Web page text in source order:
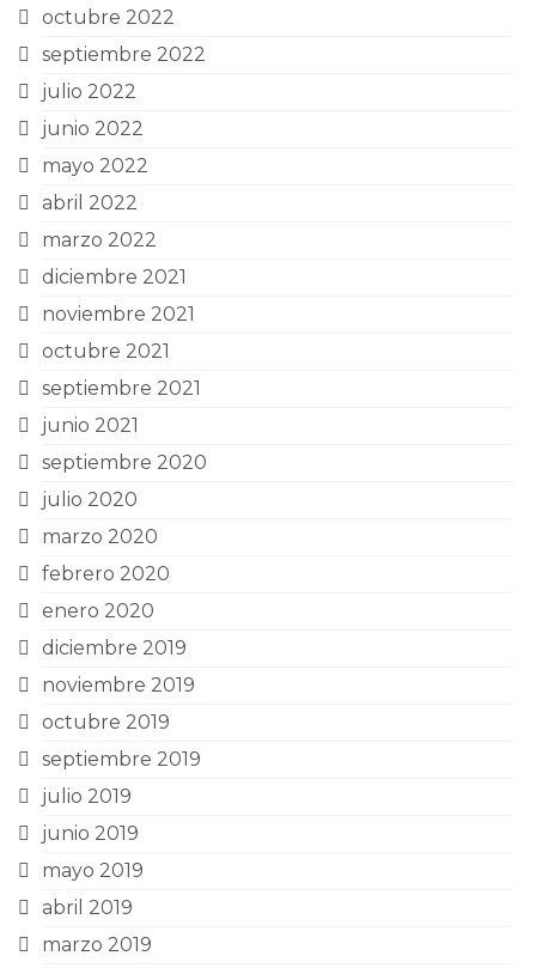
octubre 2022
septiembre 2022
julio 2022
junio 2022
mayo 2022
abril 2022
marzo 2022
diciembre 2021
noviembre 2021
octubre 2021
septiembre 2021
junio 2021
septiembre 2020
julio 2020
marzo 2020
febrero 2020
enero 2020
diciembre 2019
noviembre 2019
octubre 2019
septiembre 2019
julio 2019
junio 2019
mayo 2019
abril 2019
marzo 2019